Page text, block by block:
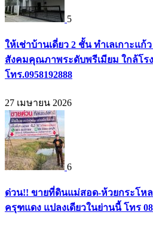
5
ให้เช่าบ้านเดี่ยว 2 ชั้น ทำเลเกาะแ
สังคมคุณภาพระดับพรีเมียม ใกล้โร
โทร.0958192888
27 เมษายน 2026
6
ด่วน!! ขายที่ดินแม่สอด-ห้วยกระโห
ครุฑแดง แปลงเดียวในย่านนี้ โทร